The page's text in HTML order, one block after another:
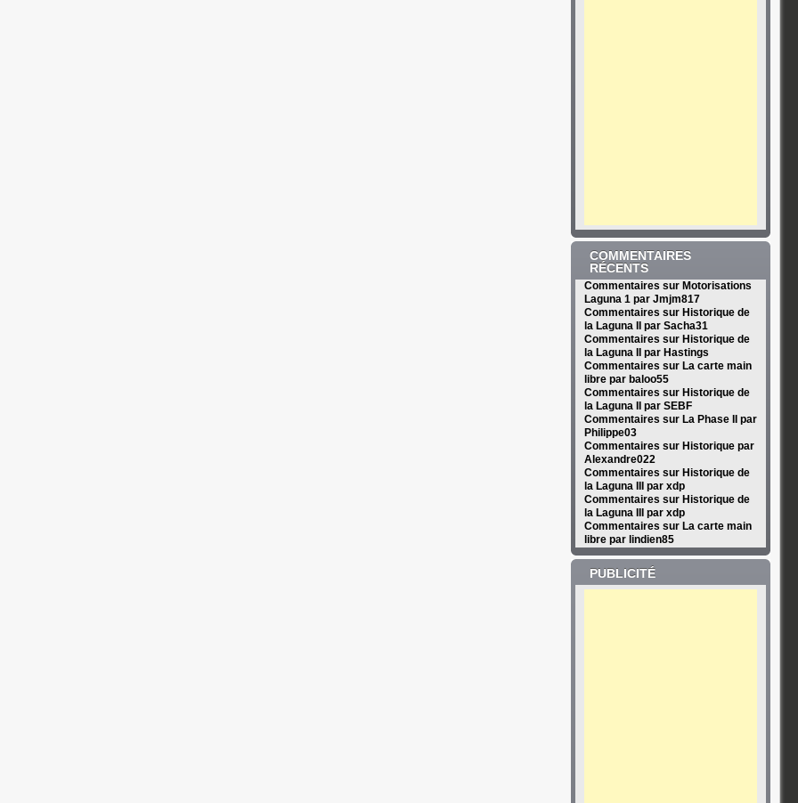
COMMENTAIRES
RÉCENTS
Commentaires sur Motorisations
Laguna 1 par Jmjm817
Commentaires sur Historique de
la Laguna II par Sacha31
Commentaires sur Historique de
la Laguna II par Hastings
Commentaires sur La carte main
libre par baloo55
Commentaires sur Historique de
la Laguna II par SEBF
Commentaires sur La Phase II par
Philippe03
Commentaires sur Historique par
Alexandre022
Commentaires sur Historique de
la Laguna III par xdp
Commentaires sur Historique de
la Laguna III par xdp
Commentaires sur La carte main
libre par lindien85
PUBLICITÉ